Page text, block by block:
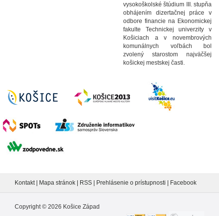
vysokoškolské štúdium III. stupňa
obhájením dizertačnej práce v
odbore financie na Ekonomickej
fakulte Technickej univerzity v
Košiciach a v novembrových
komunálnych voľbách bol
zvolený starostom najväčšej
košickej mestskej časti.
Kontakt | Mapa stránok | RSS | Prehlásenie o prístupnosti | Facebook
Copyright © 2026 Košice Západ